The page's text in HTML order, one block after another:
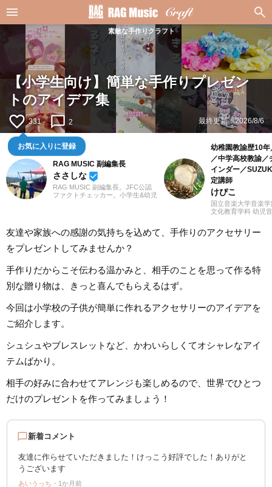
素敵な手作りクラフト
【小学生向け】簡単な手作りプレゼン
トのアイデア集
favorite_border 331
お気に入りに登録
chat_bubble_outline 2 最終更新：2026/8/6
RAG MUSIC 副編集長
ささしな beenhere
RAG MUSIC 副編集長。JFC公認
ファクトチェッカー。小学生&幼児
など幅広く学び、総合的な舞台演
出からクリエイティブな表現力の
は現職である音楽制作会社に入社
畑にて経験を積み、音楽を軸に多
様な業務に取り組んでいます。現
在は自分なりに子育てについて学
んだこと、日々子供と向き合う中
しながら、子供向けの記事を中心
に担当しています。少しでもみな
さんのお役に立てれば幸いです！
幼稚園教諭歴10
／中学高校教諭／
インダー／
定講師
けぴこ
国立音楽大学音楽
文化教育学科 幼児
学卒業後は幼稚園
として赴任。音楽
く、日本文化や伝
フリーランスライ
集の仕事を通して
インプットとアウ
もちゃ、お絵描き
アウトドア、本、
友達や家族への感謝の気持ちを込めて、手作りのアクセサリー
をプレゼントしてみませんか？
手作りだからこそ伝わる温かみと、相手のことを思って作る特
別な贈り物は、きっと喜んでもらえるはず。
今回は小学校の子供が簡単に作れるアクセサリーのアイデアを
ご紹介します。
シュシュやブレスレットなど、かわいらしくてオシャレなアイ
テムばかり。
相手の好みに合わせてアレンジも楽しめるので、世界でひとつ
だけのプレゼントを作ってみましょう！
chat_bubble_outline新着コメント
友達に作らせていただきました！けっこう好評でした！ありがと
うございます
あいうっち 1か月前